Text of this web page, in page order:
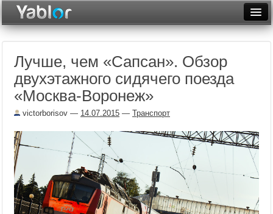
Неделя
Месяц
Рейтинги
Архив
Фототоп
Видеотоп
Лучше, чем «Сапсан». Обзор
двухэтажного сидячего поезда
«Москва-Воронеж»
victorborisov — 14.07.2015 — Транспорт